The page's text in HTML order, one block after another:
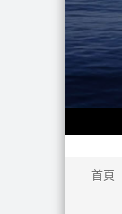
首頁